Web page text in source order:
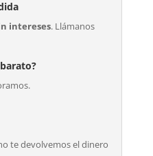
intereses. Llámanos
te devolvemos el dinero